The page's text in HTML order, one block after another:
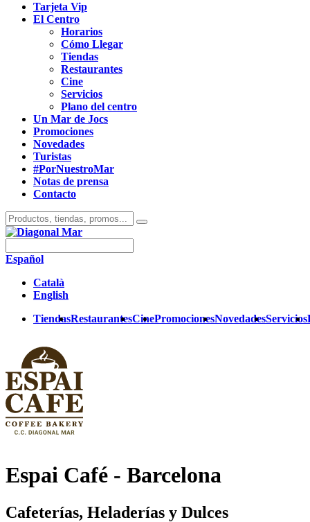
Tarjeta Vip
El Centro
Horarios
Cómo Llegar
Tiendas
Restaurantes
Cine
Servicios
Plano del centro
Un Mar de Jocs
Promociones
Novedades
Turistas
#PorNuestroMar
Notas de prensa
Contacto
Español
Català
English
TiendasRestaurantesCinePromocionesNovedadesServicios
Espai Café - Barcelona
Cafeterías, Heladerías y Dulces